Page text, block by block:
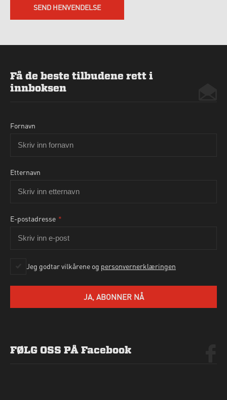
SEND HENVENDELSE
SEND HENVENDELSE
Få de beste tilbudene rett i
innboksen
Fornavn
Etternavn
E-postadresse *
Jeg godtar vilkårene og personvernerklæringen
JA, ABONNER NÅ
FØLG OSS PÅ Facebook